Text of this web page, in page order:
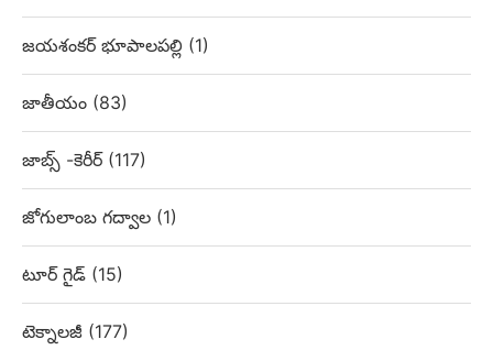
జయశంకర్ భూపాలపల్లి (1)
జాతీయం (83)
జాబ్స్ -కెరీర్ (117)
జోగులాంబ గద్వాల (1)
టూర్ గైడ్ (15)
టెక్నాలజీ (177)